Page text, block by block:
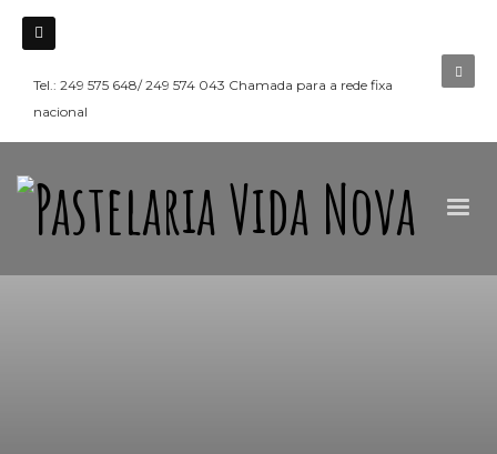
Tel.: 249 575 648/ 249 574 043 Chamada para a rede fixa
nacional